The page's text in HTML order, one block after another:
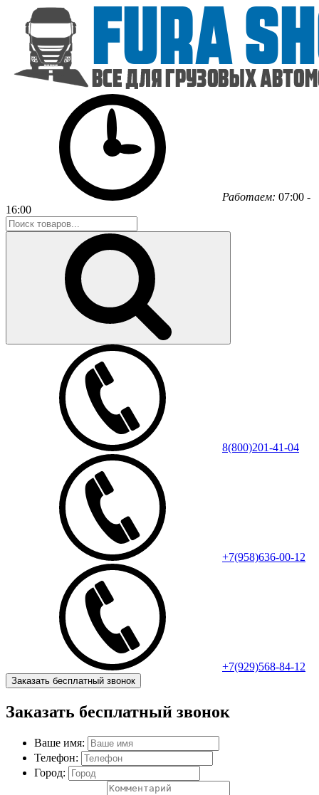
Работаем: 07:00 -
16:00
8(800)201-41-04
+7(958)636-00-12
+7(929)568-84-12
Заказать бесплатный звонок
Заказать бесплатный звонок
Ваше имя:
Телефон:
Город: